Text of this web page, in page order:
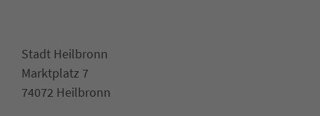
Stadt Heilbronn
Marktplatz 7
74072 Heilbronn